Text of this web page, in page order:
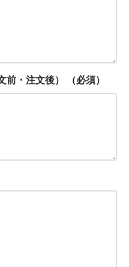
前・注文後） （必須）